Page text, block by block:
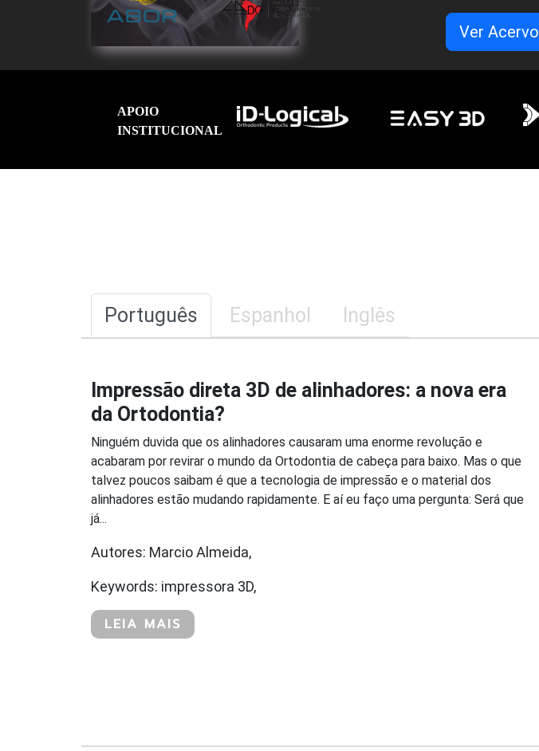
APOIO
INSTITUCIONAL
Ver Acervo
Português Espanhol Inglês
Impressão direta 3D de alinhadores: a nova era
da Ortodontia?
Ninguém duvida que os alinhadores causaram uma enorme revolução e
acabaram por revirar o mundo da Ortodontia de cabeça para baixo. Mas o que
talvez poucos saibam é que a tecnologia de impressão e o material dos
alinhadores estão mudando rapidamente. E aí eu faço uma pergunta: Será que
já...
Autores: Marcio Almeida,
Keywords: impressora 3D,
LEIA MAIS